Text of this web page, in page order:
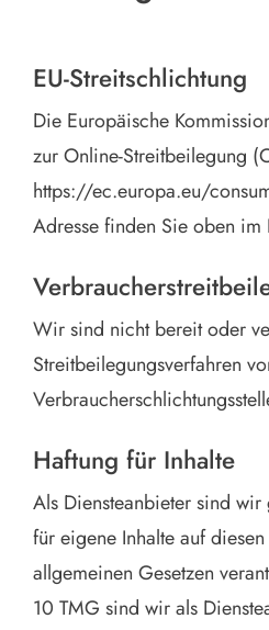
EU-Streitschlichtung
Die Europäische
zur Online-Streitbeilegung
https://ec.europa.eu/
Adresse finden Sie oben im
Wir sind nicht bereit oder
Streitbeilegungsverfahren
Haftung für Inhalte
Als Diensteanbieter sind wir
für eigene Inhalte auf
allgemeinen Gesetzen
10 TMG sind wir als